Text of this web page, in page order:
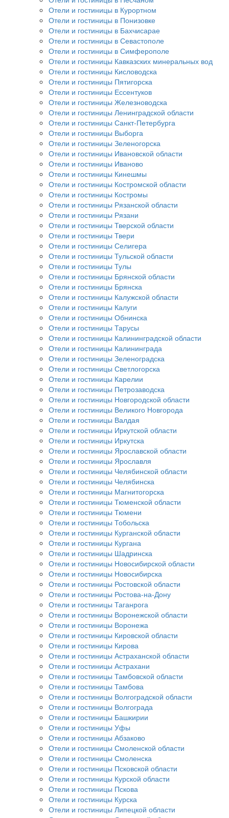
Отели и гостиницы в Курортном
Отели и гостиницы в Понизовке
Отели и гостиницы в Бахчисарае
Отели и гостиницы в Севастополе
Отели и гостиницы в Симферополе
Отели и гостиницы Кавказских минеральных вод
Отели и гостиницы Кисловодска
Отели и гостиницы Пятигорска
Отели и гостиницы Ессентуков
Отели и гостиницы Железноводска
Отели и гостиницы Ленинградской области
Отели и гостиницы Санкт-Петербурга
Отели и гостиницы Выборга
Отели и гостиницы Зеленогорска
Отели и гостиницы Ивановской области
Отели и гостиницы Иваново
Отели и гостиницы Кинешмы
Отели и гостиницы Костромской области
Отели и гостиницы Костромы
Отели и гостиницы Рязанской области
Отели и гостиницы Рязани
Отели и гостиницы Тверской области
Отели и гостиницы Твери
Отели и гостиницы Селигера
Отели и гостиницы Тульской области
Отели и гостиницы Тулы
Отели и гостиницы Брянской области
Отели и гостиницы Брянска
Отели и гостиницы Калужской области
Отели и гостиницы Калуги
Отели и гостиницы Обнинска
Отели и гостиницы Тарусы
Отели и гостиницы Калининградской области
Отели и гостиницы Калининграда
Отели и гостиницы Зеленоградска
Отели и гостиницы Светлогорска
Отели и гостиницы Карелии
Отели и гостиницы Петрозаводска
Отели и гостиницы Новгородской области
Отели и гостиницы Великого Новгорода
Отели и гостиницы Валдая
Отели и гостиницы Иркутской области
Отели и гостиницы Иркутска
Отели и гостиницы Ярославской области
Отели и гостиницы Ярославля
Отели и гостиницы Челябинской области
Отели и гостиницы Челябинска
Отели и гостиницы Магнитогорска
Отели и гостиницы Тюменской области
Отели и гостиницы Тюмени
Отели и гостиницы Тобольска
Отели и гостиницы Курганской области
Отели и гостиницы Кургана
Отели и гостиницы Шадринска
Отели и гостиницы Новосибирской области
Отели и гостиницы Новосибирска
Отели и гостиницы Ростовской области
Отели и гостиницы Ростова-на-Дону
Отели и гостиницы Таганрога
Отели и гостиницы Воронежской области
Отели и гостиницы Воронежа
Отели и гостиницы Кировской области
Отели и гостиницы Кирова
Отели и гостиницы Астраханской области
Отели и гостиницы Астрахани
Отели и гостиницы Тамбовской области
Отели и гостиницы Тамбова
Отели и гостиницы Волгоградской области
Отели и гостиницы Волгограда
Отели и гостиницы Башкирии
Отели и гостиницы Уфы
Отели и гостиницы Абзаково
Отели и гостиницы Смоленской области
Отели и гостиницы Смоленска
Отели и гостиницы Псковской области
Отели и гостиницы Курской области
Отели и гостиницы Пскова
Отели и гостиницы Курска
Отели и гостиницы Липецкой области